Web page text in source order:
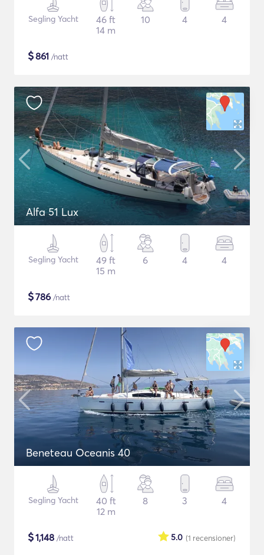
Segling Yacht
46 ft
14 m
10 4 4
$861 /natt
Alfa 51 Lux
Segling Yacht
49 ft
15 m
6 4 4
$786 /natt
Beneteau Oceanis 40
Segling Yacht
40 ft
12 m
8 3 4
$1,148 /natt (1 recensioner)
5.0